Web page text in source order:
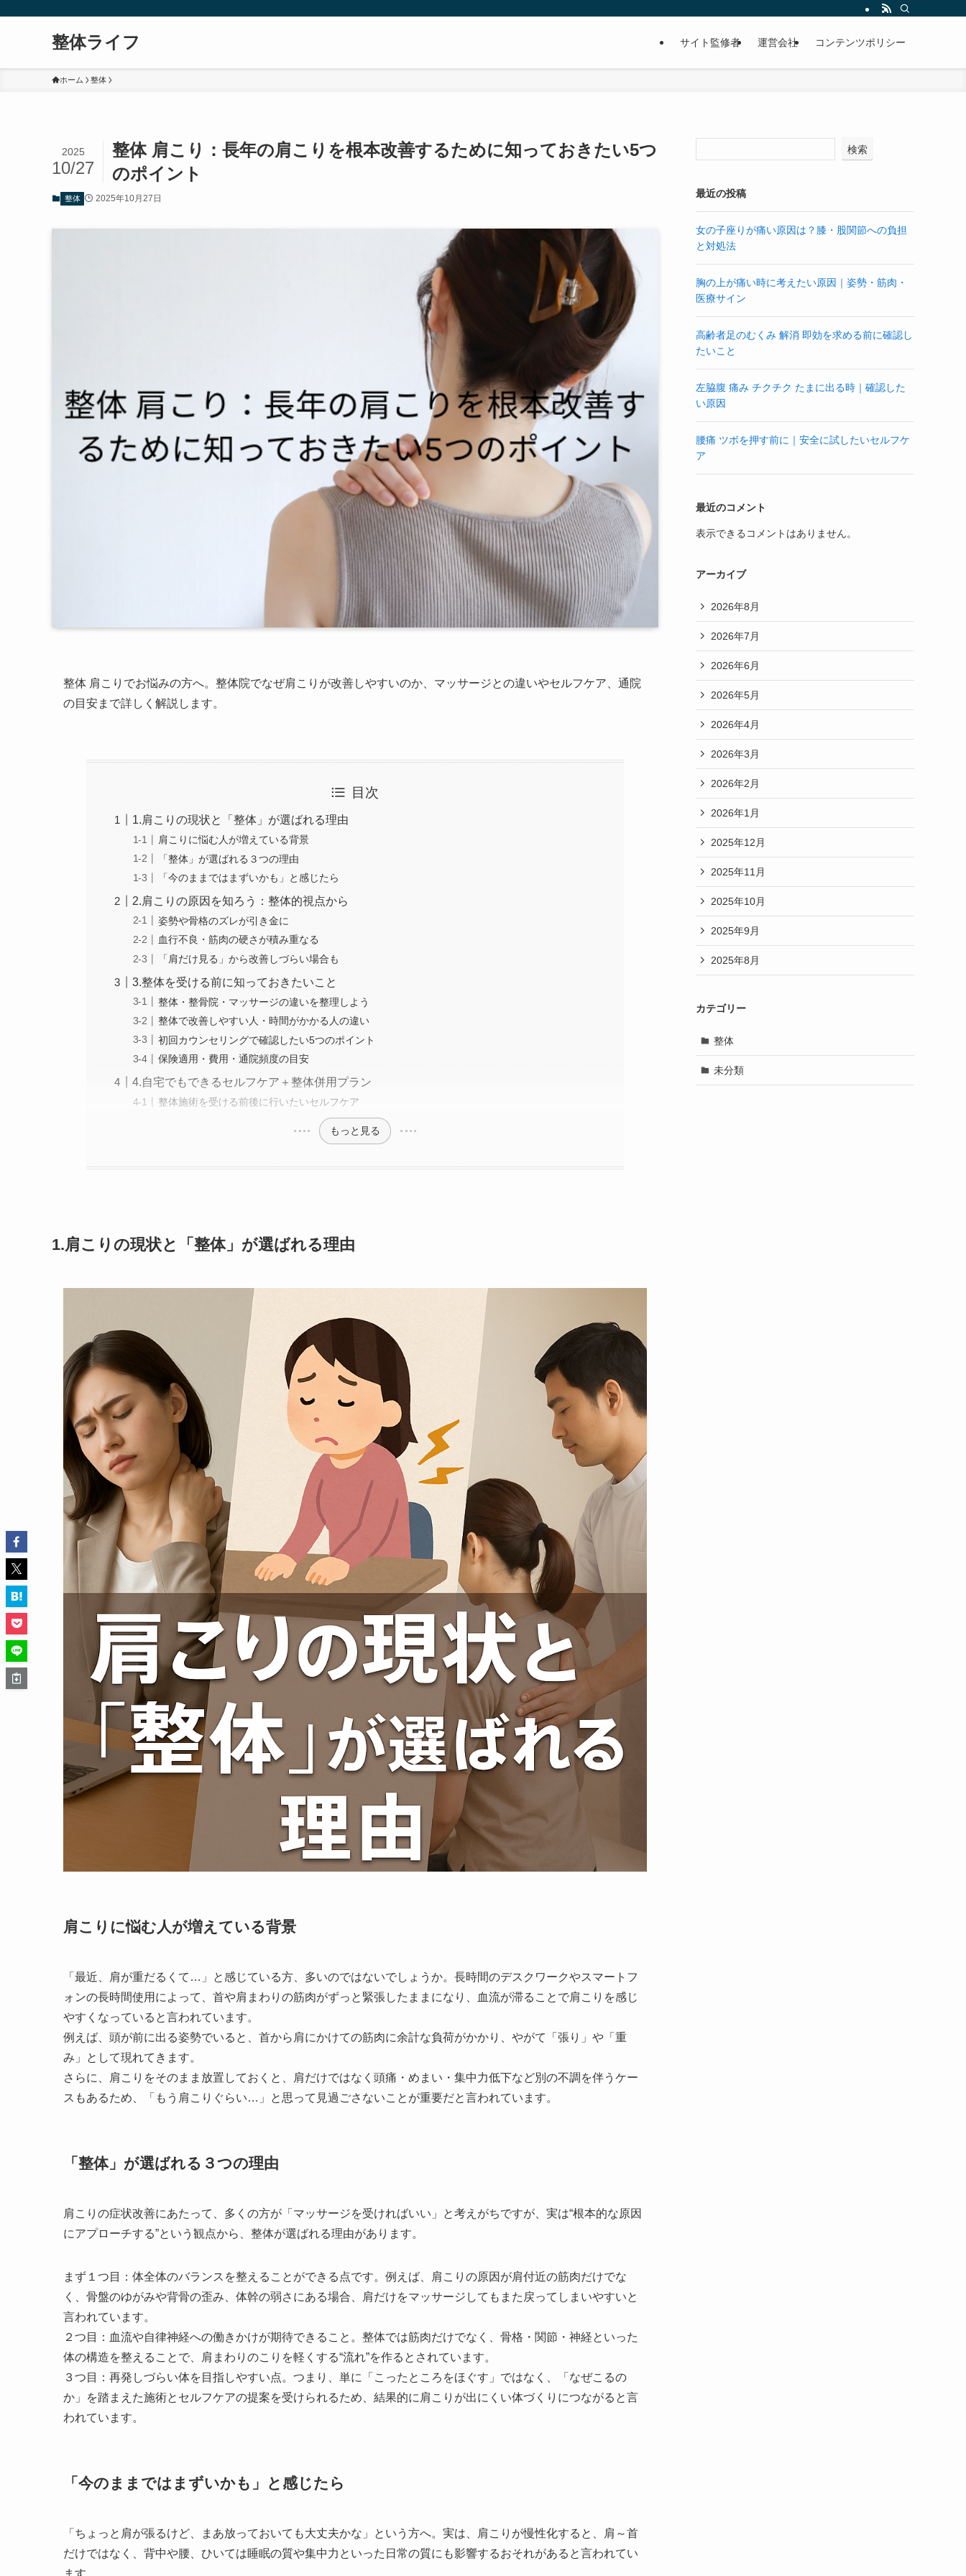
整体ライフ サイト監修者 運営会社 コンテンツポリシー
ホーム 整体
整体 肩こり：長年の肩こりを根本改善するために知っておきたい5つ
のポイント
2025
10/27
整体 2025年10月27日
整体 肩こりでお悩みの方へ。整体院でなぜ肩こりが改善しやすいのか、マッサージとの違いやセルフケア、通院
の目安まで詳しく解説します。
目次
1.肩こりの現状と「整体」が選ばれる理由
肩こりに悩む人が増えている背景
「整体」が選ばれる３つの理由
「今のままではまずいかも」と感じたら
2.肩こりの原因を知ろう：整体的視点から
姿勢や骨格のズレが引き金に
血行不良・筋肉の硬さが積み重なる
「肩だけ見る」から改善しづらい場合も
3.整体を受ける前に知っておきたいこと
整体・整骨院・マッサージの違いを整理しよう
整体で改善しやすい人・時間がかかる人の違い
初回カウンセリングで確認したい5つのポイント
保険適用・費用・通院頻度の目安
4.自宅でもできるセルフケア＋整体併用プラン
整体施術を受ける前後に行いたいセルフケア
もっと見る
1.肩こりの現状と「整体」が選ばれる理由
肩こりに悩む人が増えている背景
「最近、肩が重だるくて…」と感じている方、多いのではないでしょうか。長時間のデスクワークやスマートフ
ォンの長時間使用によって、首や肩まわりの筋肉がずっと緊張したままになり、血流が滞ることで肩こりを感じ
やすくなっていると言われています。
例えば、頭が前に出る姿勢でいると、首から肩にかけての筋肉に余計な負荷がかかり、やがて「張り」や「重
み」として現れてきます。
さらに、肩こりをそのまま放置しておくと、肩だけではなく頭痛・めまい・集中力低下など別の不調を伴うケー
スもあるため、「もう肩こりぐらい…」と思って見過ごさないことが重要だと言われています。
「整体」が選ばれる３つの理由
肩こりの症状改善にあたって、多くの方が「マッサージを受ければいい」と考えがちですが、実は“根本的な原因
にアプローチする”という観点から、整体が選ばれる理由があります。
まず１つ目：体全体のバランスを整えることができる点です。例えば、肩こりの原因が肩付近の筋肉だけでな
く、骨盤のゆがみや背骨の歪み、体幹の弱さにある場合、肩だけをマッサージしてもまた戻ってしまいやすいと
言われています。
２つ目：血流や自律神経への働きかけが期待できること。整体では筋肉だけでなく、骨格・関節・神経といった
体の構造を整えることで、肩まわりのこりを軽くする“流れ”を作るとされています。
３つ目：再発しづらい体を目指しやすい点。つまり、単に「こったところをほぐす」ではなく、「なぜこるの
か」を踏まえた施術とセルフケアの提案を受けられるため、結果的に肩こりが出にくい体づくりにつながると言
われています。
「今のままではまずいかも」と感じたら
「ちょっと肩が張るけど、まあ放っておいても大丈夫かな」という方へ。実は、肩こりが慢性化すると、肩～首
だけではなく、背中や腰、ひいては睡眠の質や集中力といった日常の質にも影響するおそれがあると言われてい
ます。
検索
最近の投稿
女の子座りが痛い原因は？膝・股関節への負担
と対処法
胸の上が痛い時に考えたい原因｜姿勢・筋肉・
医療サイン
高齢者足のむくみ 解消 即効を求める前に確認し
たいこと
左脇腹 痛み チクチク たまに出る時｜確認した
い原因
腰痛 ツボを押す前に｜安全に試したいセルフケ
ア
最近のコメント
表示できるコメントはありません。
アーカイブ
2026年8月
2026年7月
2026年6月
2026年5月
2026年4月
2026年3月
2026年2月
2026年1月
2025年12月
2025年11月
2025年10月
2025年9月
2025年8月
カテゴリー
整体
未分類